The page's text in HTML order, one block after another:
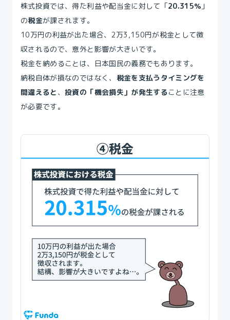
株式投資では、得た利益や配当金に対して「20.315％ 」
の税金が課されます。
10万円の利益が出た場合、2万3,150円が税金として徴
収されるので、意外と影響が大きいです。
税金を納めることは、日本国民の義務でもあります。
納税自体が損なのではなく、 税金を支払うタイミングを
間違えると 、投資の「機会損失」が発生することに注意
が必要です。